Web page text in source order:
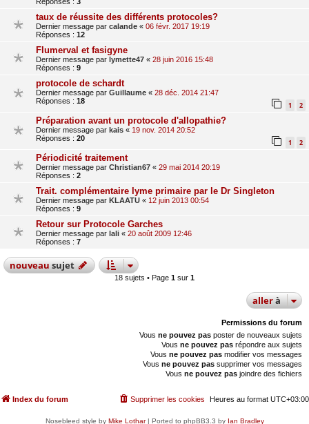
taux de réussite des différents protocoles?
Dernier message par calande « 06 févr. 2017 19:19
Réponses : 12
Flumerval et fasigyne
Dernier message par lymette47 « 28 juin 2016 15:48
Réponses : 9
protocole de schardt
Dernier message par Guillaume « 28 déc. 2014 21:47
Réponses : 18 1 2
Préparation avant un protocole d'allopathie?
Dernier message par kais « 19 nov. 2014 20:52
Réponses : 20 1 2
Périodicité traitement
Dernier message par Christian67 « 29 mai 2014 20:19
Réponses : 2
Trait. complémentaire lyme primaire par le Dr Singleton
Dernier message par KLAATU « 12 juin 2013 00:54
Réponses : 9
Retour sur Protocole Garches
Dernier message par lali « 20 août 2009 12:46
Réponses : 7
nouveausujet
18 sujets • Page 1 sur 1
allerà
Permissions du forum
Vous ne pouvez pas poster de nouveaux sujets
Vous ne pouvez pas répondre aux sujets
Vous ne pouvez pas modifier vos messages
Vous ne pouvez pas supprimer vos messages
Vous ne pouvez pas joindre des fichiers
Index du forum Heures au format UTC+03:00
Supprimer les cookies
Nosebleed style by Mike Lothar| Ported to phpBB3.3 by Ian Bradley